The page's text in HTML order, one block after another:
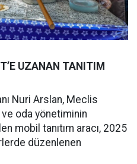
UZANAN TANITIM
Nuri Arslan, Meclis
ve oda yönetiminin
mobil tanıtım aracı, 2025
düzenlenen